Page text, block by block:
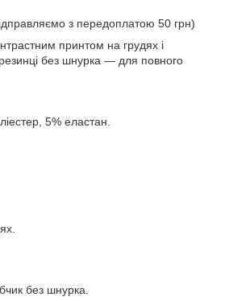
з передоплатою 50 грн)
принтом на грудях і
без шнурка — для повного
5% еластан.
без шнурка.